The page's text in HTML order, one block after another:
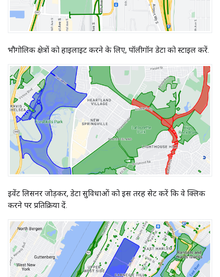
भौगोलिक क्षेत्रों को हाइलाइट करने के लिए, पॉलीगॉन डेटा को स्टाइल करें.
इवेंट लिसनर जोड़कर, डेटा सुविधाओं को इस तरह सेट करें कि वे क्लिक
करने पर प्रतिक्रिया दें.